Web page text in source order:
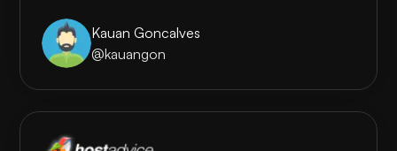
Kauan Goncalves
@kauangon